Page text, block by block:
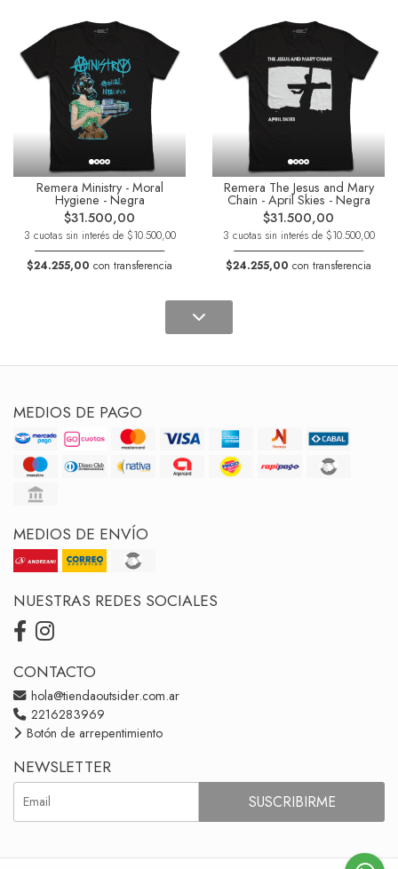
Remera Ministry - Moral
Hygiene - Negra
$31.500,00
3 cuotas sin interés de $10.500,00
$24.255,00 con transferencia
Remera The Jesus and Mary
Chain - April Skies - Negra
$31.500,00
3 cuotas sin interés de $10.500,00
$24.255,00 con transferencia
MEDIOS DE PAGO
MEDIOS DE ENVÍO
NUESTRAS REDES SOCIALES
CONTACTO
hola@tiendaoutsider.com.ar
2216283969
Botón de arrepentimiento
NEWSLETTER
SUSCRIBIRME